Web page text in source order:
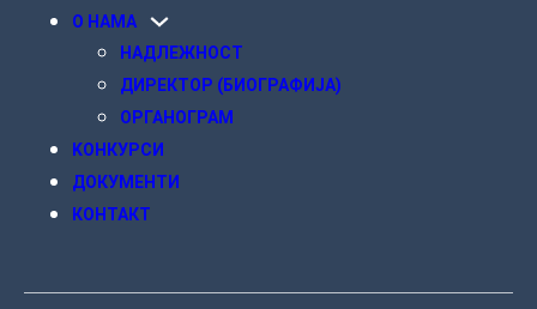
О НАМА
НАДЛЕЖНОСТ
ДИРЕКТОР (БИОГРАФИЈА)
ОРГАНОГРАМ
KОНКУРСИ
ДОКУМЕНТИ
КОНТАКТ